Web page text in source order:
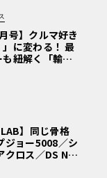
号】クルマ好き
に変わる！ 最
紐解く「輸入
LAB】同じ骨格
ジョー5008／シ
クロス／DS Nº4
ート